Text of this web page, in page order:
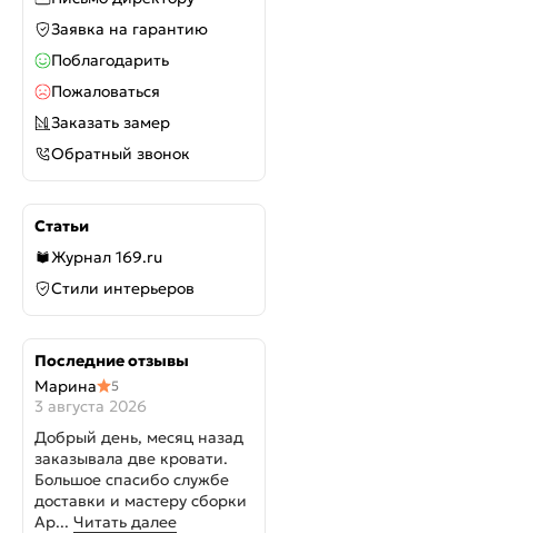
Заявка на гарантию
Поблагодарить
Пожаловаться
Заказать замер
Обратный звонок
Статьи
Журнал 169.ru
Стили интерьеров
Последние отзывы
Марина
5
3 августа 2026
Добрый день, месяц назад
заказывала две кровати.
Большое спасибо службе
доставки и мастеру сборки
Ар... Читать далее